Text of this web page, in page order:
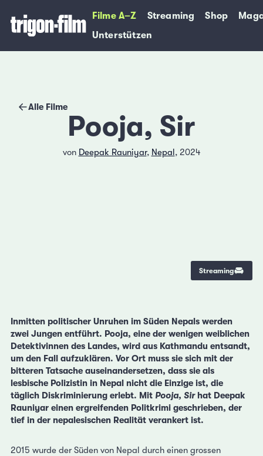
Filme A–Z Streaming Shop
Unterstützen
Alle Filme
Pooja, Sir
von Deepak Rauniyar, Nepal, 2024
Streaming
Inmitten politischer Unruhen im Süden Nepals werden
zwei Jungen entführt. Pooja, eine der wenigen weiblichen
Detektivinnen des Landes, wird aus Kathmandu entsandt,
um den Fall aufzuklären. Vor Ort muss sie sich mit der
bitteren Tatsache auseinandersetzen, dass sie als
lesbische Polizistin in Nepal nicht die Einzige ist, die
täglich Diskriminierung erlebt. Mit Pooja, Sirhat Deepak
Rauniyar einen ergreifenden Politkrimi geschrieben, der
tief in der nepalesischen Realität verankert ist.
2015 wurde der Süden von Nepal durch einen grossen